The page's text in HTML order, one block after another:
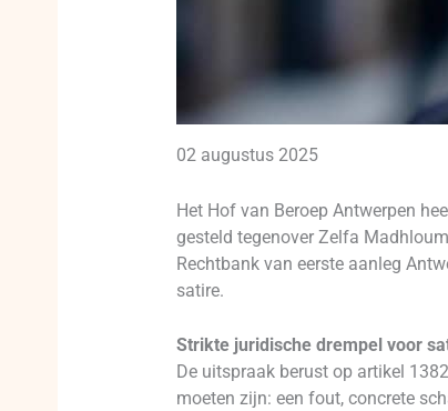
02 augustus 2025
Het Hof van Beroep Antwerpen
gesteld tegenover Zelfa
Rechtbank van eerste aanleg
satire.
Strikte juridische drempel voor
De uitspraak berust op artikel
moeten zijn: een fout, concrete